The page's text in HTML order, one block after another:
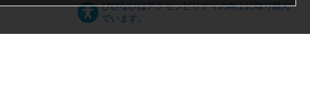
びびなびはアクセシビリティの向上に取り組ん
でいます。